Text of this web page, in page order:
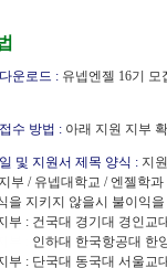
운로드 : 유넵엔젤 16기
수 방법 : 아래 지원 지부
및 지원서 제목 양식 : 지
부 / 유넵대학교 / 엔젤학과
을 지키지 않을시 불이익
부 : 건국대 경기대 경인교
인하대 한국항공대 한
부 : 단국대 동국대 서울교